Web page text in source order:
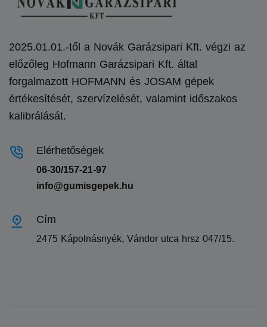
2025.01.01.-től a Novák Garázsipari Kft. végzi az
előzőleg Hofmann Garázsipari Kft. által
forgalmazott HOFMANN és JOSAM gépek
értékesítését, szervízelését, valamint időszakos
kalibrálását.
Elérhetőségek
06-30/157-21-97
info@gumisgepek.hu
Cím
2475 Kápolnásnyék, Vándor utca hrsz 047/15.